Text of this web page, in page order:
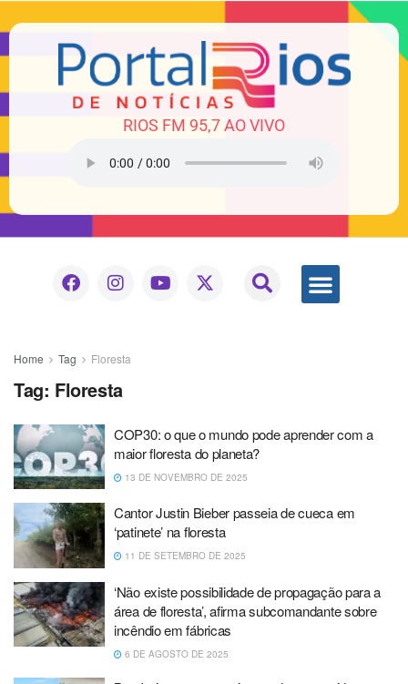
RIOS FM 95,7 AO VIVO
Home Tag Floresta
Tag: Floresta
COP30: o que o mundo pode aprender com a
maior floresta do planeta?
13 DE NOVEMBRO DE 2025
Cantor Justin Bieber passeia de cueca em
‘patinete’ na floresta
11 DE SETEMBRO DE 2025
‘Não existe possibilidade de propagação para a
área de floresta’, afirma subcomandante sobre
incêndio em fábricas
6 DE AGOSTO DE 2025